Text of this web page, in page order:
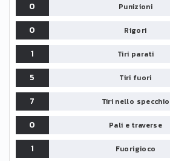
0 Punizioni
0
Rigori
1
Tiri parati
5
Tiri fuori
7
Tiri nello specchio
0
Pali e traverse
1
Fuorigioco